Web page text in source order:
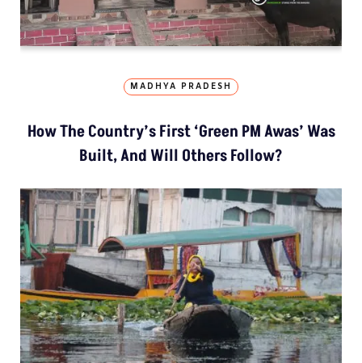
MADHYA PRADESH
How The Country’s First ‘Green PM Awas’ Was
Built, And Will Others Follow?